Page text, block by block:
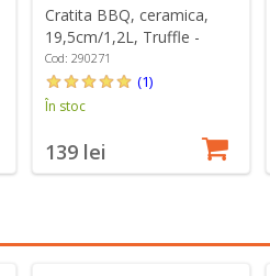
Cratita BBQ, ceramica,
19,5cm/1,2L, Truffle -
Emile Henry
Cod: 290271
(1)
În stoc
139 lei